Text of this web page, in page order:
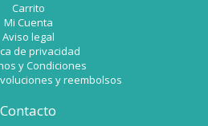
Carrito
Mi Cuenta
Aviso legal
de privacidad
y Condiciones
y reembolsos
Contacto